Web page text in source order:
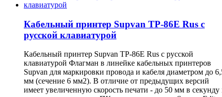
Кабельный принтер Supvan TP-86E Rus с
русской клавиатурой
Кабельный принтер Supvan TP-86E Rus с русской
клавиатурой Флагман в линейке кабельных принтеров
Supvan для маркировки провода и кабеля диаметром до
мм (сечение 6 мм2). В отличие от предыдущих версий
имеет увеличенную скорость печати - до 50 мм в секунду